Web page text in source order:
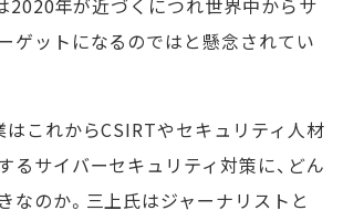
2020年が近づくにつれ世界中からサ
ゲットになるのではと懸念されてい
はこれからCSIRTやセキュリティ人材
るサイバーセキュリティ対策に、どん
なのか。三上氏はジャーナリストと